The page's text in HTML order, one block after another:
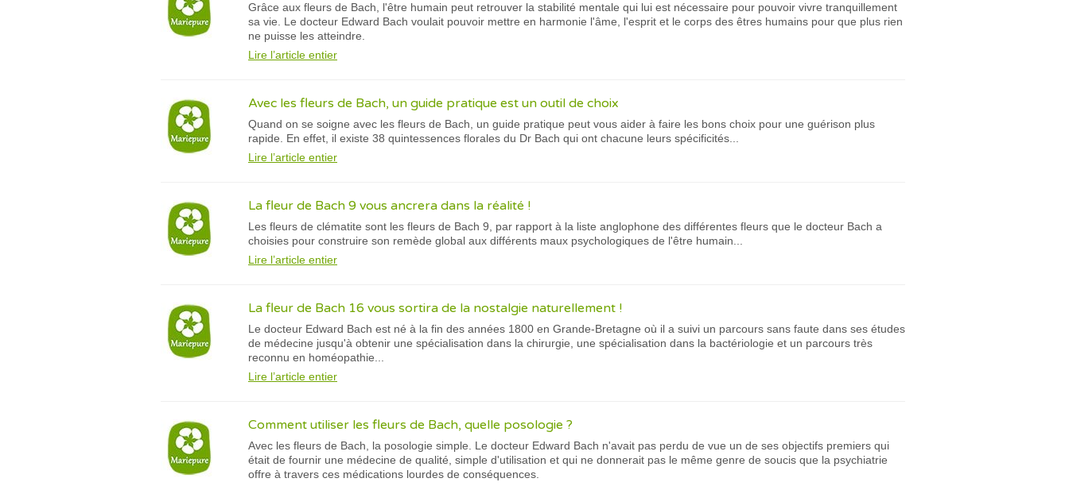
Grâce aux fleurs de Bach, l'être humain peut retrouver la stabilité mentale qui lui est nécessaire pour pouvoir vivre tranquillement
sa vie. Le docteur Edward Bach voulait pouvoir mettre en harmonie l'âme, l'esprit et le corps des êtres humains pour que plus rien
ne puisse les atteindre.
Lire l’article entier
Avec les fleurs de Bach, un guide pratique est un outil de choix
Quand on se soigne avec les fleurs de Bach, un guide pratique peut vous aider à faire les bons choix pour une guérison plus
rapide. En effet, il existe 38 quintessences florales du Dr Bach qui ont chacune leurs spécificités...
Lire l’article entier
La fleur de Bach 9 vous ancrera dans la réalité !
Les fleurs de clématite sont les fleurs de Bach 9, par rapport à la liste anglophone des différentes fleurs que le docteur Bach a
choisies pour construire son remède global aux différents maux psychologiques de l'être humain...
Lire l’article entier
La fleur de Bach 16 vous sortira de la nostalgie naturellement !
Le docteur Edward Bach est né à la fin des années 1800 en Grande-Bretagne où il a suivi un parcours sans faute dans ses études
de médecine jusqu'à obtenir une spécialisation dans la chirurgie, une spécialisation dans la bactériologie et un parcours très
reconnu en homéopathie...
Lire l’article entier
Comment utiliser les fleurs de Bach, quelle posologie ?
Avec les fleurs de Bach, la posologie simple. Le docteur Edward Bach n'avait pas perdu de vue un de ses objectifs premiers qui
était de fournir une médecine de qualité, simple d'utilisation et qui ne donnerait pas le même genre de soucis que la psychiatrie
offre à travers ces médications lourdes de conséquences.